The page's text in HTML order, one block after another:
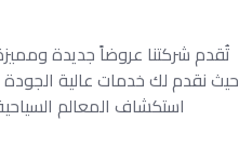
تُقدم شركتنا عروضاً جديدة
حيث نقدم لك خدمات عالية
استكشاف المعالم